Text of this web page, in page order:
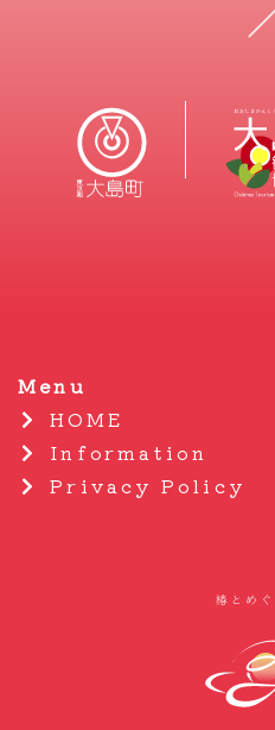
Menu
HOME
Information
Privacy Policy